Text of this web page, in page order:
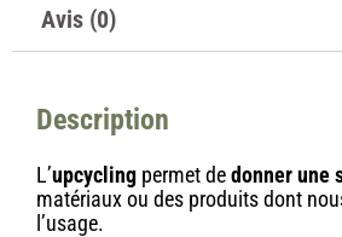
Avis (0)
Description
L’upcycling permet dedonner une
matériaux ou des produits dont
l’usage.